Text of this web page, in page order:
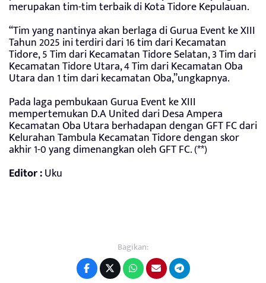
merupakan tim-tim terbaik di Kota Tidore Kepulauan.
“Tim yang nantinya akan berlaga di Gurua Event ke XIII
Tahun 2025 ini terdiri dari 16 tim dari Kecamatan
Tidore, 5 Tim dari Kecamatan Tidore Selatan, 3 Tim dari
Kecamatan Tidore Utara, 4 Tim dari Kecamatan Oba
Utara dan 1 tim dari kecamatan Oba,”ungkapnya.
Pada laga pembukaan Gurua Event ke XIII
mempertemukan D.A United dari Desa Ampera
Kecamatan Oba Utara berhadapan dengan GFT FC dari
Kelurahan Tambula Kecamatan Tidore dengan skor
akhir 1-0 yang dimenangkan oleh GFT FC. (**)
Editor :Uku
Bagikan: